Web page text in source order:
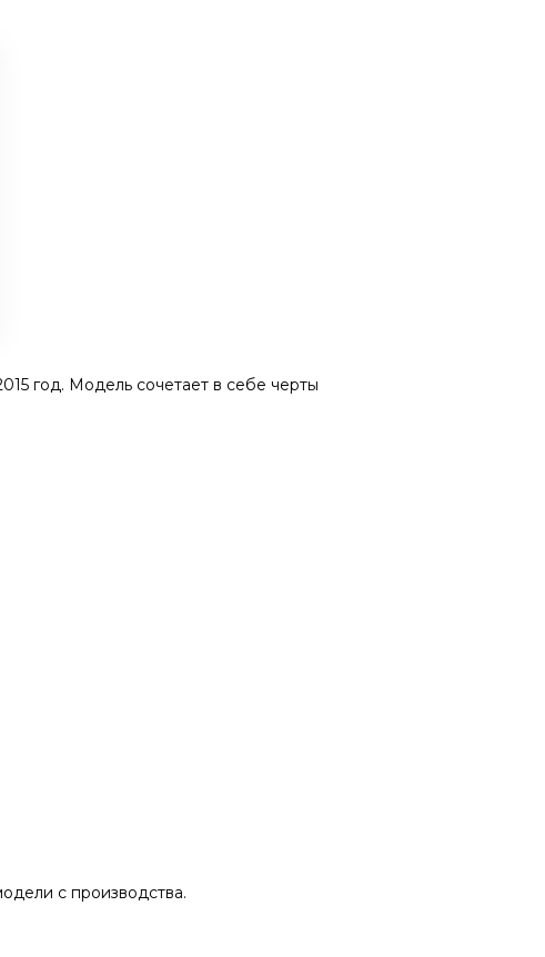
год. Модель сочетает в себе черты
с производства.